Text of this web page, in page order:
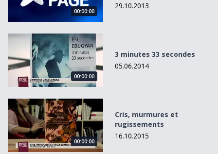
00:00:00
29.10.2013
3 minutes 33 secondes
00:00:00
3 minutes 33 secondes
05.06.2014
Cris, murmures et rugissements
00:00:00
Cris, murmures et
rugissements
16.10.2015